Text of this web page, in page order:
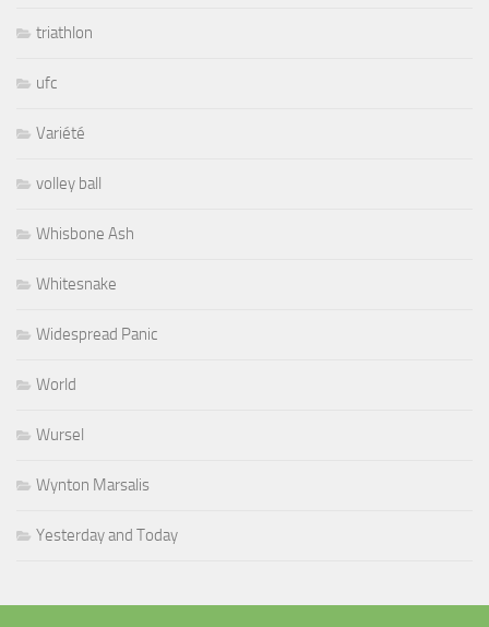
triathlon
ufc
Variété
volley ball
Whisbone Ash
Whitesnake
Widespread Panic
World
Wursel
Wynton Marsalis
Yesterday and Today